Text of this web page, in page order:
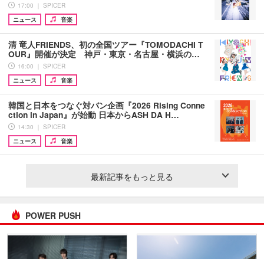
17:00 ｜ SPICER
ニュース
音楽
清 竜人FRIENDS、初の全国ツアー『TOMODACHI T
OUR』開催が決定 神戸・東京・名古屋・横浜の…
16:00 ｜ SPICER
ニュース
音楽
韓国と日本をつなぐ対バン企画『2026 Rising Conne
ction in Japan』が始動 日本からASH DA H…
14:30 ｜ SPICER
ニュース
音楽
最新記事をもっと見る
POWER PUSH